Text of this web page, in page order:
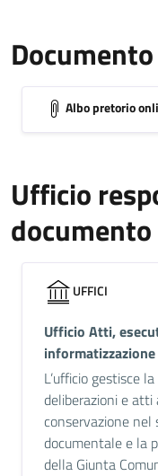
Documento
Albo pretorio
Ufficio
documento
UFFICI
Ufficio Atti,
informatizzazione
L’ufficio gestisce
deliberazioni e
conservazione nel
documentale e la
della Giunta